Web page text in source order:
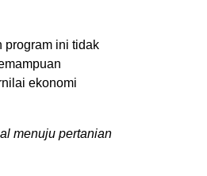
program ini tidak
ekonomi
menuju pertanian